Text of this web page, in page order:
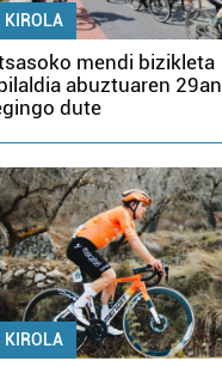
KIROLA
mendi bizikleta
abuztuaren 29an
dute
KIROLA